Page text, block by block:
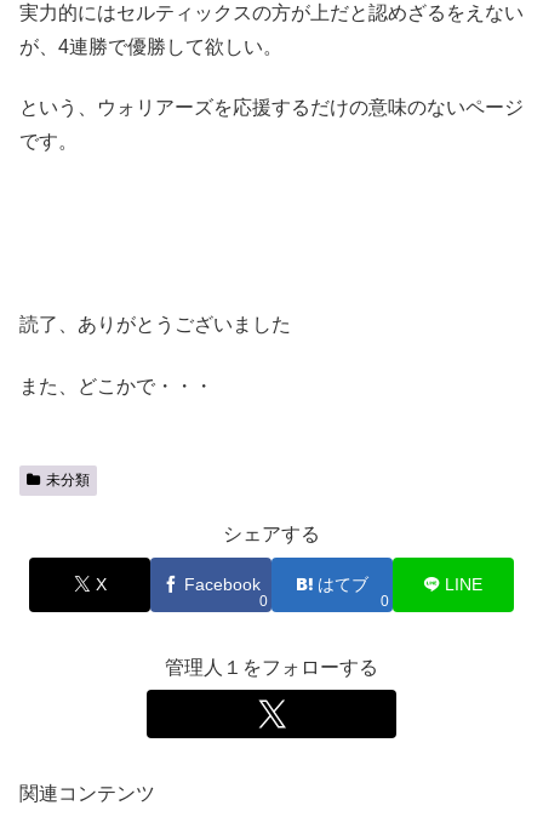
実力的にはセルティックスの方が上だと認めざるをえない
が、4連勝で優勝して欲しい。
という、ウォリアーズを応援するだけの意味のないページ
です。
読了、ありがとうございました
また、どこかで・・・
未分類
シェアする
X Facebook
0
はてブ
0
LINE
管理人１をフォローする
関連コンテンツ